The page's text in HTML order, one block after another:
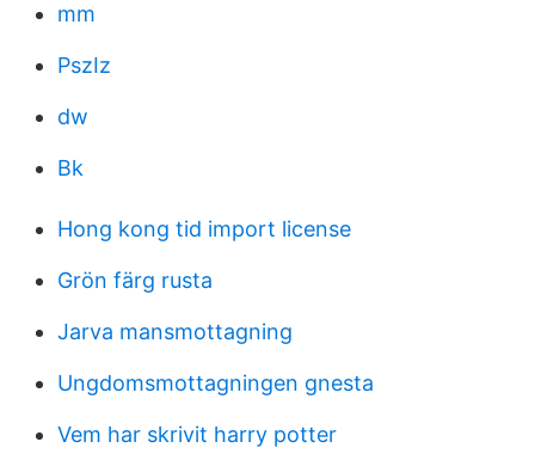
mm
PszIz
dw
Bk
Hong kong tid import license
Grön färg rusta
Jarva mansmottagning
Ungdomsmottagningen gnesta
Vem har skrivit harry potter